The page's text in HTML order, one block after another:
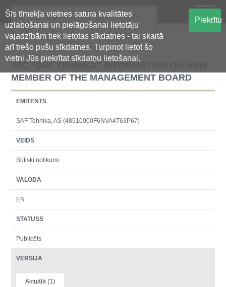
Šīs tīmekļa vietnes satura kvalitātes
uzlabošanai un pielāgošanai lietotāju
vajadzībām tiek lietotas sīkdatnes - tai skaitā
arī trešo pušu sīkdatnes. Turpinot lietot šo
vietni Jūs piekrītat sīkdatņu lietošanai.
Piekrītu
Oficiālā regulētās informācijas
centralizētā glabāšanas sistēma
JSC “SAF TEHNIKA” INFORMATION ON NEW
MEMBER OF THE MANAGEMENT BOARD
EMITENTS
SAF Tehnika, AS (48510000F6NVA4T63P67)
VEIDS
Būtiski notikumi
VALODA
EN
STATUSS
Publicēts
VERSIJA
Aktuālā (1)